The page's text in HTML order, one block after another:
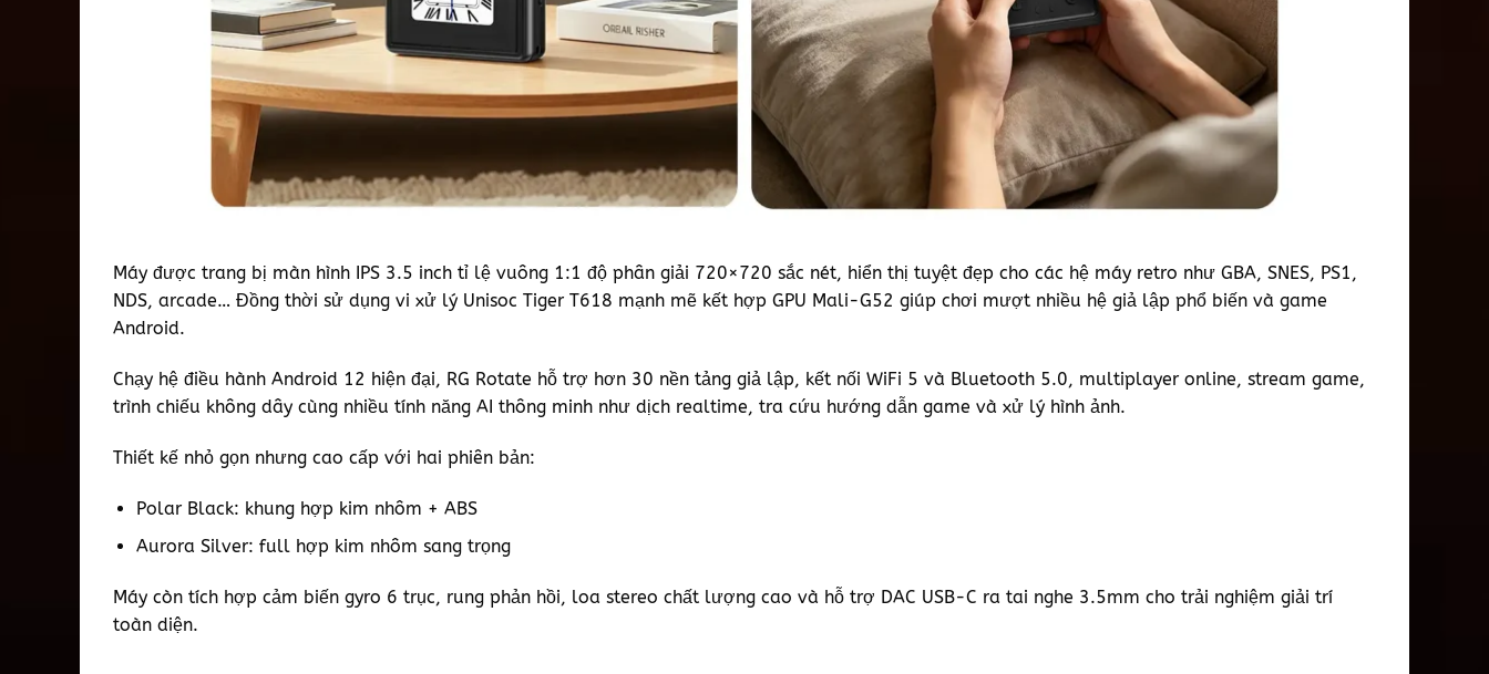
Máy được trang bị màn hình IPS 3.5 inch tỉ lệ vuông 1:1 độ phân giải 720×720 sắc nét, hiển thị tuyệt đẹp cho các hệ máy retro như GBA, SNES, PS1,
NDS, arcade… Đồng thời sử dụng vi xử lý Unisoc Tiger T618 mạnh mẽ kết hợp GPU Mali-G52 giúp chơi mượt nhiều hệ giả lập phổ biến và game
Android.
Chạy hệ điều hành Android 12 hiện đại, RG Rotate hỗ trợ hơn 30 nền tảng giả lập, kết nối WiFi 5 và Bluetooth 5.0, multiplayer online, stream game,
trình chiếu không dây cùng nhiều tính năng AI thông minh như dịch realtime, tra cứu hướng dẫn game và xử lý hình ảnh.
Thiết kế nhỏ gọn nhưng cao cấp với hai phiên bản:
Polar Black: khung hợp kim nhôm + ABS
Aurora Silver: full hợp kim nhôm sang trọng
Máy còn tích hợp cảm biến gyro 6 trục, rung phản hồi, loa stereo chất lượng cao và hỗ trợ DAC USB-C ra tai nghe 3.5mm cho trải nghiệm giải trí
toàn diện.